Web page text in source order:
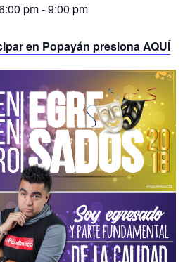
pm-9:00 pm
en Popayán presiona AQUÍ